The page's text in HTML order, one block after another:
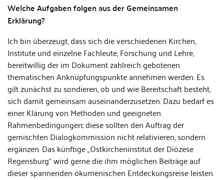
Welche Aufgaben folgen aus der Gemeinsamen
Erklärung?
Ich bin überzeugt, dass sich die verschiedenen Kirchen,
Institute und einzelne Fachleute, Forschung und Lehre,
bereitwillig der im Dokument zahlreich gebotenen
thematischen Anknüpfungspunkte annehmen werden. Es
gilt zunächst zu sondieren, ob und wie Bereitschaft besteht,
sich damit gemeinsam auseinanderzusetzen. Dazu bedarf es
einer Klärung von Methoden und geeigneten
Rahmenbedingungen; diese sollten den Auftrag der
gemischten Dialogkommission nicht relativieren, sondern
ergänzen. Das künftige „Ostkircheninstitut der Diözese
Regensburg“ wird gerne die ihm möglichen Beiträge auf
dieser spannenden ökumenischen Entdeckungsreise leisten.